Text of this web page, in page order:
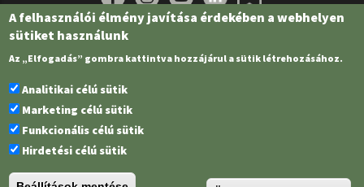
Pécsi Tudományegyetem | Kancellária |
A felhasználói élmény javítása érdekében a webhelyen
sütiket használunk
Az „Elfogadás” gombra kattintva hozzájárul a sütik létrehozásához.
Analitikai célú sütik
Marketing célú sütik
Funkcionális célú sütik
Hirdetési célú sütik